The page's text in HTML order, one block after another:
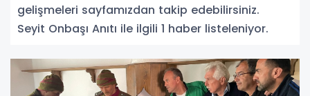
gelişmeleri sayfamızdan takip edebilirsiniz.
Seyit Onbaşı Anıtı ile ilgili 1 haber listeleniyor.